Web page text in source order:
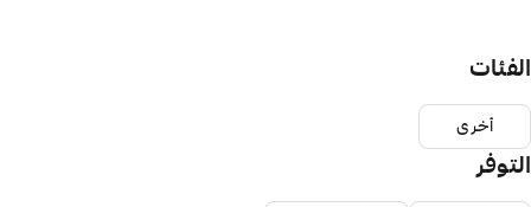
الفئات
أخرى
التوفر